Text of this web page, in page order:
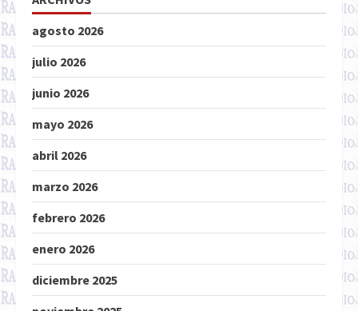
agosto 2026
julio 2026
junio 2026
mayo 2026
abril 2026
marzo 2026
febrero 2026
enero 2026
diciembre 2025